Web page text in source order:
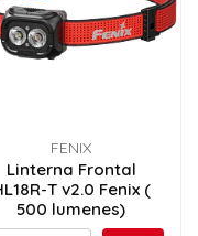
FENIX
Linterna Frontal
T v2.0 Fenix (
500 lumenes)